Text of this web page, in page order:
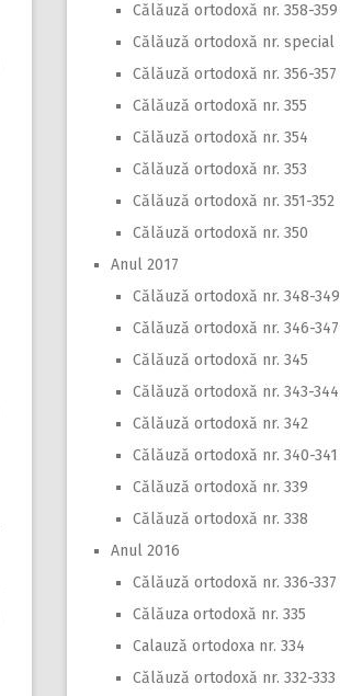
Călăuză ortodoxă nr. 358-359
Călăuză ortodoxă nr. special
Călăuză ortodoxă nr. 356-357
Călăuză ortodoxă nr. 355
Călăuză ortodoxă nr. 354
Călăuză ortodoxă nr. 353
Călăuză ortodoxă nr. 351-352
Călăuză ortodoxă nr. 350
Anul 2017
Călăuză ortodoxă nr. 348-349
Călăuză ortodoxă nr. 346-347
Călăuză ortodoxă nr. 345
Călăuză ortodoxă nr. 343-344
Călăuză ortodoxă nr. 342
Călăuză ortodoxă nr. 340-341
Călăuză ortodoxă nr. 339
Călăuză ortodoxă nr. 338
Anul 2016
Călăuză ortodoxă nr. 336-337
Călăuza ortodoxă nr. 335
Calauză ortodoxa nr. 334
Călăuză ortodoxă nr. 332-333